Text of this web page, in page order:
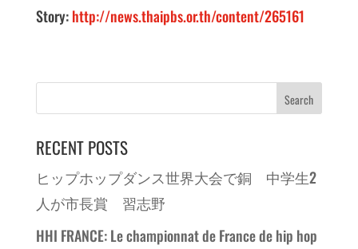
Story:http://news.thaipbs.or.th/content/265161
RECENT POSTS
ヒップホップダンス世界大会で銅 中学生2
人が市長賞 習志野
HHI FRANCE: Le championnat de France de hip hop